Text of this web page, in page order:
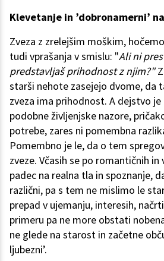
Klevetanje in ’dobronamerni’
Zveza z zrelejšim moškim,
tudi vprašanja v smislu: "Ali ni
predstavljaš prihodnost z njim?"
starši nehote zasejejo dvome, da
zveza ima prihodnost. A dejstvo
podobne življenjske nazore,
potrebe, zares ni pomembna
Pomembno je le, da o tem
zveze. Včasih se po romantičnih
padec na realna tla in spoznanje,
različni, pa s tem ne mislimo le
prepad v ujemanju, interesih,
primeru pa ne more obstati
ne glede na starost in začetne
ljubezni’.